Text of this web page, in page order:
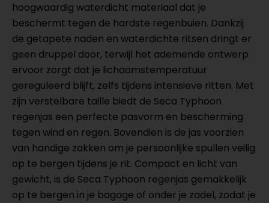
hoogwaardig waterdicht materiaal dat je
beschermt tegen de hardste regenbuien. Dankzij
de getapete naden en waterdichte ritsen dringt er
geen druppel door, terwijl het ademende ontwerp
ervoor zorgt dat je lichaamstemperatuur
gereguleerd blijft, zelfs tijdens intensieve ritten. Met
zijn verstelbare taille biedt de Seca Typhoon
regenjas een perfecte pasvorm en bescherming
tegen wind en regen. Bovendien is de jas voorzien
van handige zakken om je persoonlijke spullen veilig
op te bergen tijdens je rit. Compact en licht van
gewicht, is de Seca Typhoon regenjas gemakkelijk
op te bergen in je bagage of onder je zadel, zodat je